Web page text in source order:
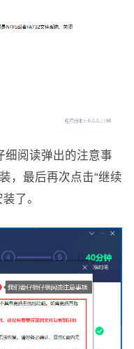
细阅读弹出的注意事
，最后再次点击“继续
了。